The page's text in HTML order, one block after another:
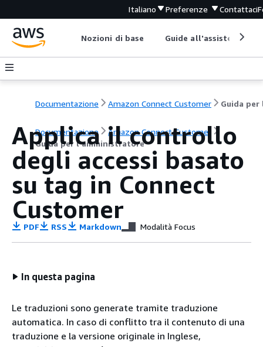
Italiano Preferenze Contattaci
Nozioni di base Guide all'assistenza
Documentazione Amazon Connect Customer
Documentazione
Amazon Connect Customer
Guida per l'amministratore
Applica il controllo
degli accessi basato
su tag in Connect
Customer
PDF RSS Markdown Modalità Focus
In questa pagina
Le traduzioni sono generate tramite traduzione
automatica. In caso di conflitto tra il contenuto di una
traduzione e la versione originale in Inglese,